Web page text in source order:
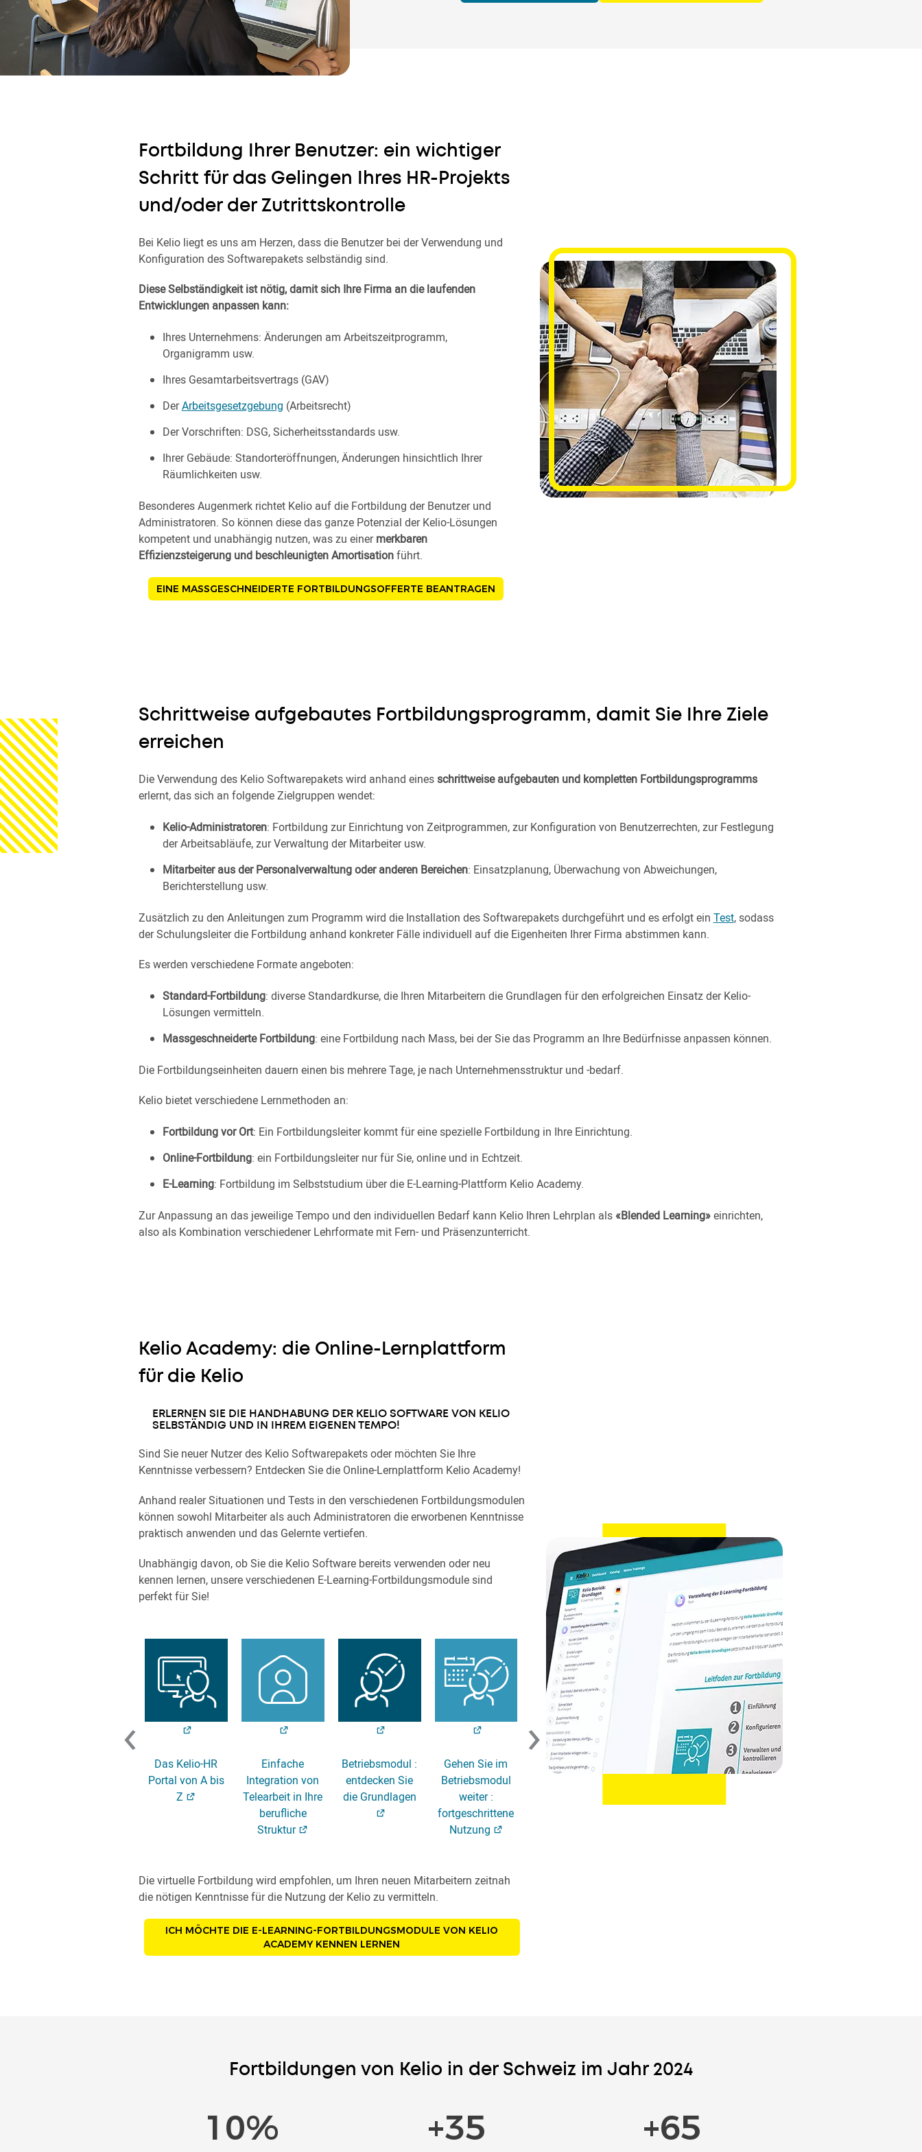
Fortbildung Ihrer Benutzer: ein wichtiger
Schritt für das Gelingen Ihres HR-Projekts
und/oder der Zutrittskontrolle
Bei Kelio liegt es uns am Herzen, dass die Benutzer bei der Verwendung und
Konfiguration des Softwarepakets selbständig sind.
Diese Selbständigkeit ist nötig, damit sich Ihre Firma an die laufenden
Entwicklungen anpassen kann:
Ihres Unternehmens: Änderungen am Arbeitszeitprogramm,
Organigramm usw.
Ihres Gesamtarbeitsvertrags (GAV)
DerArbeitsgesetzgebung (Arbeitsrecht)
Der Vorschriften: DSG, Sicherheitsstandards usw.
Ihrer Gebäude: Standorteröffnungen, Änderungen hinsichtlich Ihrer
Räumlichkeiten usw.
Besonderes Augenmerk richtet Kelio auf die Fortbildung der Benutzer und
Administratoren. So können diese das ganze Potenzial der Kelio-Lösungen
kompetent und unabhängig nutzen, was zu einermerkbaren
Effizienzsteigerung und beschleunigten Amortisationführt.
EINE MASSGESCHNEIDERTE FORTBILDUNGSOFFERTE BEANTRAGEN
Schrittweise aufgebautes Fortbildungsprogramm, damit Sie Ihre Ziele
erreichen
Die Verwendung des Kelio Softwarepakets wird anhand eines schrittweise aufgebauten und kompletten Fortbildungsprogramms
erlernt, das sich an folgende Zielgruppen wendet:
Kelio-Administratoren: Fortbildung zur Einrichtung von Zeitprogrammen, zur Konfiguration von Benutzerrechten, zur Festlegung
der Arbeitsabläufe, zur Verwaltung der Mitarbeiter usw.
Mitarbeiter aus der Personalverwaltung oder anderen Bereichen: Einsatzplanung, Überwachung von Abweichungen,
Berichterstellung usw.
Zusätzlich zu den Anleitungen zum Programm wird die Installation des Softwarepakets durchgeführt und es erfolgt ein Test, sodass
der Schulungsleiter die Fortbildung anhand konkreter Fälle individuell auf die Eigenheiten Ihrer Firma abstimmen kann.
Es werden verschiedene Formate angeboten:
Standard-Fortbildung: diverse Standardkurse, die Ihren Mitarbeitern die Grundlagen für den erfolgreichen Einsatz der Kelio-
Lösungen vermitteln.
Massgeschneiderte Fortbildung: eine Fortbildung nach Mass, bei der Sie das Programm an Ihre Bedürfnisse anpassen können.
Die Fortbildungseinheiten dauern einen bis mehrere Tage, je nach Unternehmensstruktur und -bedarf.
Kelio bietet verschiedene Lernmethoden an:
Fortbildung vor Ort: Ein Fortbildungsleiter kommt für eine spezielle Fortbildung in Ihre Einrichtung.
Online-Fortbildung: ein Fortbildungsleiter nur für Sie, online und in Echtzeit.
E-Learning: Fortbildung im Selbststudium über die E-Learning-Plattform Kelio Academy.
Zur Anpassung an das jeweilige Tempo und den individuellen Bedarf kann Kelio Ihren Lehrplan als «Blended Learning»einrichten,
also als Kombination verschiedener Lehrformate mit Fern- und Präsenzunterricht.
Kelio Academy: die Online-Lernplattform
für die Kelio
ERLERNEN SIE DIE HANDHABUNG DER KELIO SOFTWARE VON KELIO
SELBSTÄNDIG UND IN IHREM EIGENEN TEMPO!
Sind Sie neuer Nutzer des Kelio Softwarepakets oder möchten Sie Ihre
Kenntnisse verbessern? Entdecken Sie die Online-Lernplattform Kelio Academy!
Anhand realer Situationen und Tests in den verschiedenen Fortbildungsmodulen
können sowohl Mitarbeiter als auch Administratoren die erworbenen Kenntnisse
praktisch anwenden und das Gelernte vertiefen.
Unabhängig davon, ob Sie die Kelio Software bereits verwenden oder neu
kennen lernen, unsere verschiedenen E-Learning-Fortbildungsmodule sind
perfekt für Sie!
Das Kelio-HR
Portal von A bis
Z
Einfache
Integration von
Telearbeit in Ihre
berufliche
Struktur
Betriebsmodul :
entdecken Sie
die Grundlagen
Gehen Sie im
Betriebsmodul
weiter :
fortgeschrittene
Nutzung
Schulen Sie Ihre
Das Kelio-HR
Einfache
‹ ›
Die virtuelle Fortbildung wird empfohlen, um Ihren neuen Mitarbeitern zeitnah
die nötigen Kenntnisse für die Nutzung der Kelio zu vermitteln.
ICH MÖCHTE DIE E-LEARNING-FORTBILDUNGSMODULE VON KELIO
ACADEMY KENNEN LERNEN
Fortbildungen von Kelio in der Schweiz im Jahr 2024
57% +208 +387